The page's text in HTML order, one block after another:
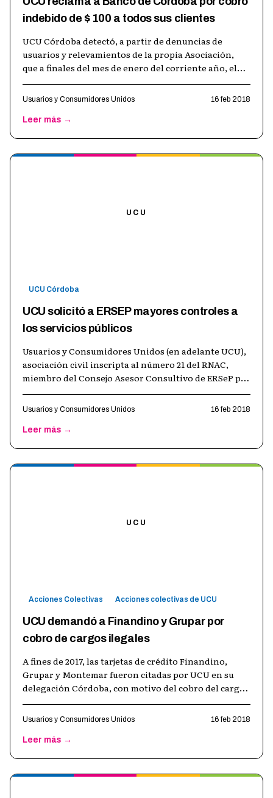
indebido de $ 100 a todos sus clientes
UCU Córdoba detectó, a partir de denuncias de
usuarios y relevamientos de la propia Asociación,
que a finales del mes de enero del corriente año, el
Usuarios y Consumidores Unidos 16 feb 2018
Leer más →
UCU
UCU Córdoba
UCU solicitó a ERSEP mayores controles a
los servicios públicos
Usuarios y Consumidores Unidos (en adelante UCU),
asociación civil inscripta al número 21 del RNAC,
miembro del Consejo Asesor Consultivo de ERSeP por
Usuarios y Consumidores Unidos 16 feb 2018
Leer más →
UCU
Acciones Colectivas Acciones colectivas de UCU
UCU demandó a Finandino y Grupar por
cobro de cargos ilegales
A fines de 2017, las tarjetas de crédito Finandino,
Grupar y Montemar fueron citadas por UCU en su
delegación Córdoba, con motivo del cobro del cargo
Usuarios y Consumidores Unidos 16 feb 2018
Leer más →